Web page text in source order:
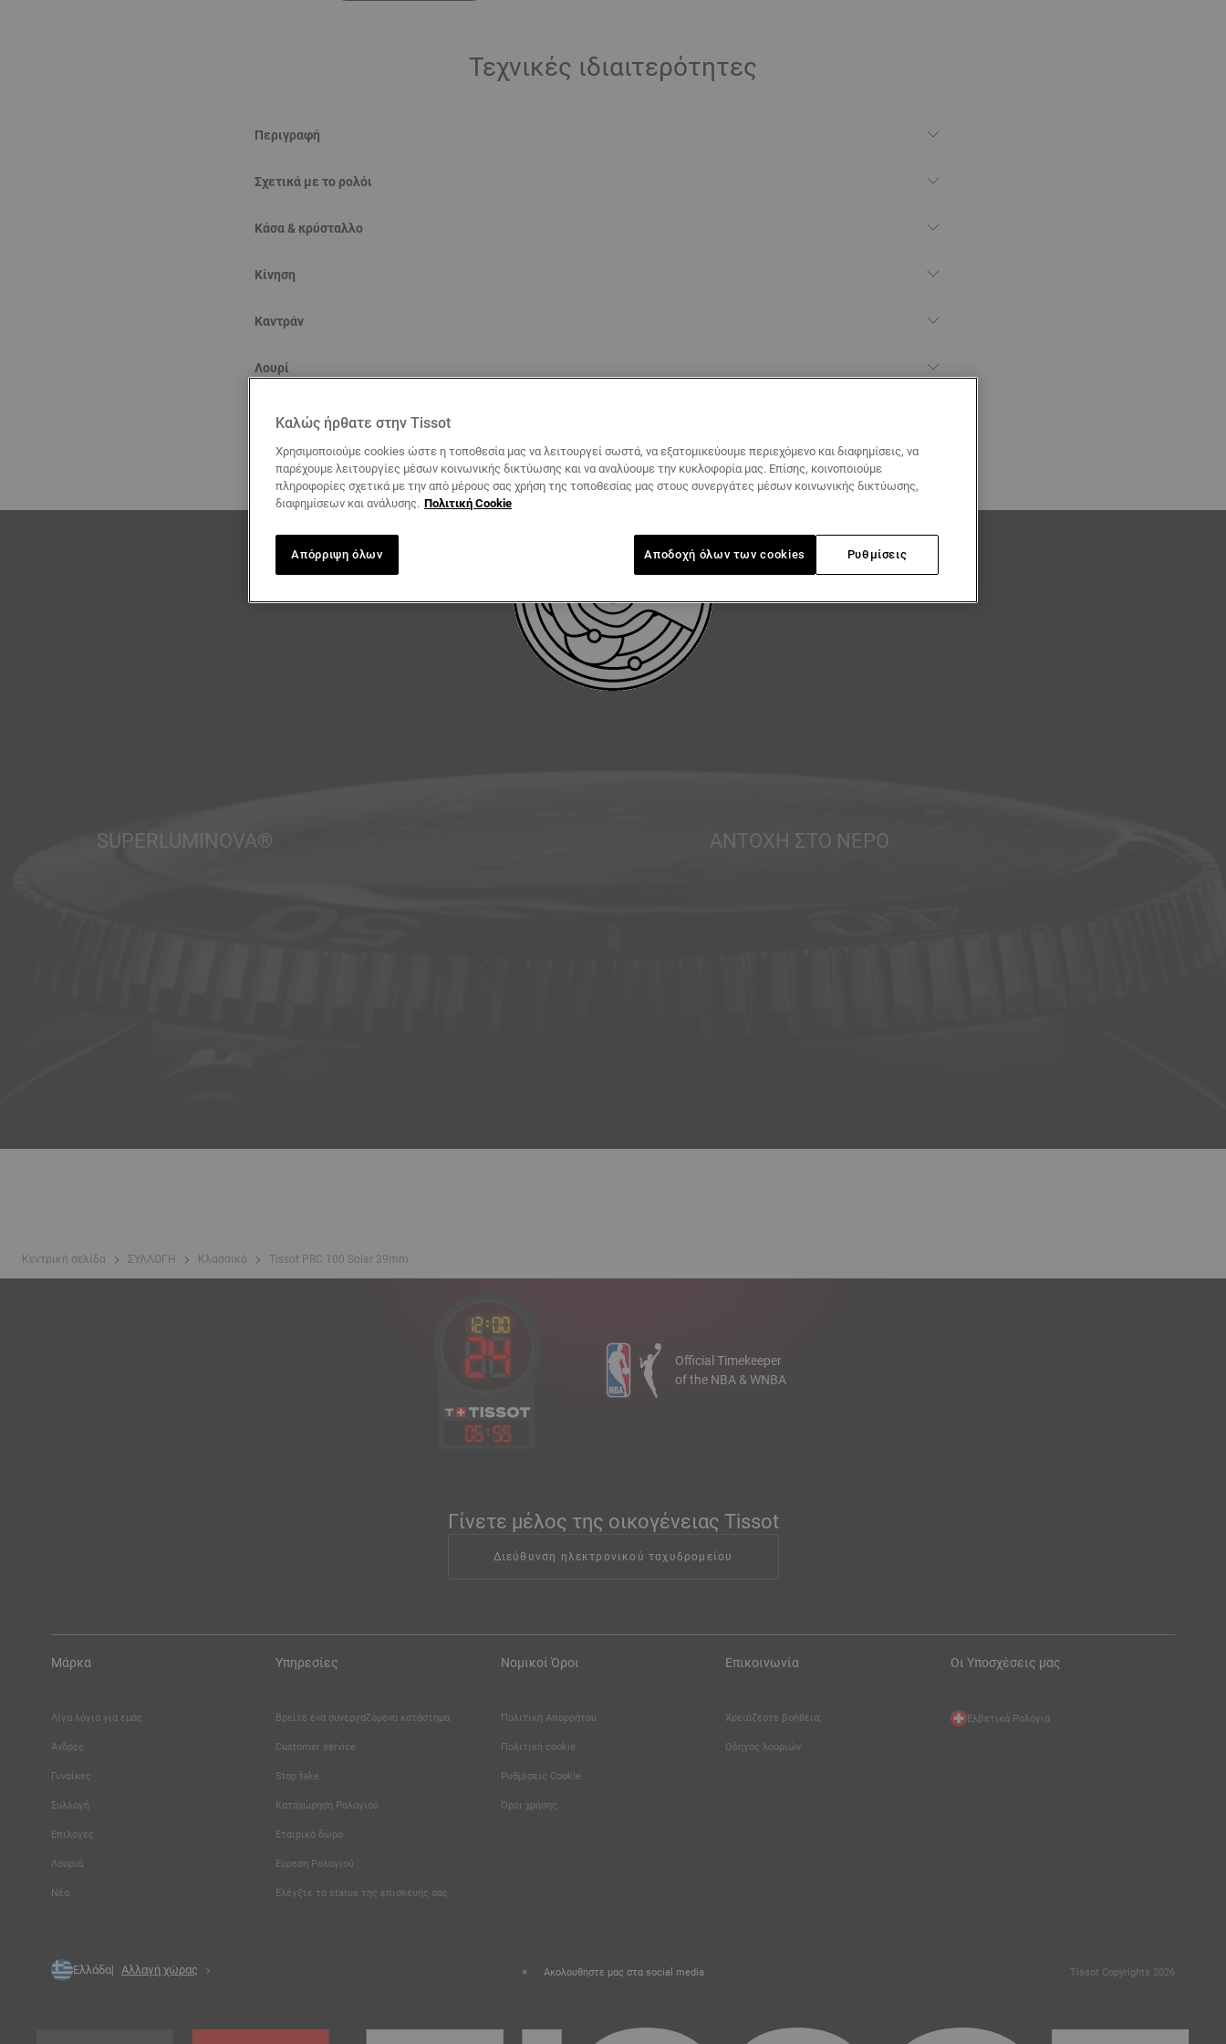
Τεχνικές ιδιαιτερότητες
Περιγραφή
Σχετικά με το ρολόι
Κάσα & κρύσταλλο
Κίνηση
Καντράν
Λουρί
SUPERLUMINOVA® ΑΝΤΟΧΉ ΣΤΟ ΝΕΡΌ
Κεντρική σελίδα ΣΥΛΛΟΓΗ Κλασσικά Tissot PRC 100 Solar 39mm
05:55
Official Timekeeper
of the NBA & WNBA
Γίνετε μέλος της οικογένειας Tissot
Διεύθυνση ηλεκτρονικού ταχυδρομείου
Μάρκα
Λίγα λόγια για εμάς
Άνδρες
Γυναίκες
Συλλογή
Επιλογές
Λουριά
Νέα
Υπηρεσίες
Βρείτε ένα συνεργαζόμενο κατάστημα
Customer service
Stop fake
Καταχώρηση Ρολογιού
Εταιρικό δώρο
Εύρεση Ρολογιού
Ελέγξτε το status της επισκευής σας
Νομικοί Όροι
Πολιτική Απορρήτου
Πολιτική cookie
Ρυθμίσεις Cookie
Όροι χρήσης
Επικοινωνία
Χρειάζεστε βοήθεια;
Οδηγός λουριών
Οι Υποσχέσεις μας
Ελβετικά Ρολόγια
Ελλάδα Αλλαγή χώρας Ακολουθήστε μας στα social media Tissot Copyrights 2026
Καλώς ήρθατε στην Tissot
Χρησιμοποιούμε cookies ώστε η τοποθεσία μας να λειτουργεί σωστά, να εξατομικεύουμε περιεχόμενο και διαφημίσεις, να
παρέχουμε λειτουργίες μέσων κοινωνικής δικτύωσης και να αναλύουμε την κυκλοφορία μας. Επίσης, κοινοποιούμε
πληροφορίες σχετικά με την από μέρους σας χρήση της τοποθεσίας μας στους συνεργάτες μέσων κοινωνικής δικτύωσης,
διαφημίσεων και ανάλυσης. Πολιτική Cookie
Ρυθμίσεις
Απόρριψη όλων Αποδοχή όλων των cookies